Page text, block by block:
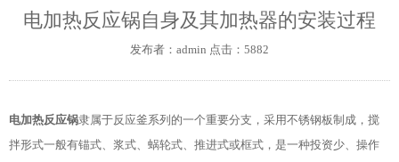
电加热反应锅自身及其加热器的安装过程
发布者：admin 点击：5882
电加热反应锅隶属于反应釜系列的一个重要分支，采用不锈钢板制成，搅
拌形式一般有锚式、浆式、蜗轮式、推进式或框式，是一种投资少、操作